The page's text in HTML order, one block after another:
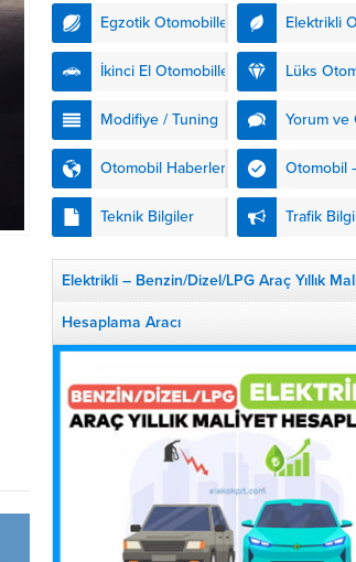
Egzotik Otomobiller Elektrikli
İkinci El Otomobiller Lüks
Modifiye / Tuning Yorum ve
Otomobil Haberleri Otomobil
Teknik Bilgiler Trafik
Elektrikli – Benzin/Dizel/LPG Araç Yıllık
Hesaplama Aracı